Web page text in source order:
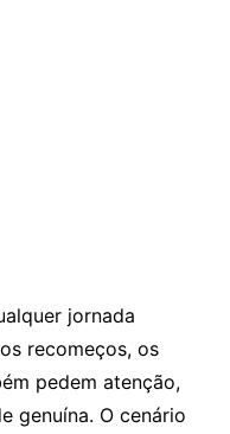
jornada
recomeços, os
pedem atenção,
genuína. O cenário